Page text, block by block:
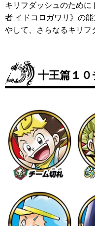
キリフダッシュのために
者 イドコロガワリ》 の
やして、さらなるキリフ
十王篇１